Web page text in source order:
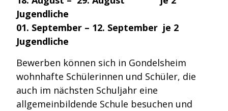
Jugendliche
01. September – 12. September je 2
Jugendliche
Bewerben können sich in Gondelsheim
wohnhafte Schülerinnen und Schüler, die
auch im nächsten Schuljahr eine
allgemeinbildende Schule besuchen und